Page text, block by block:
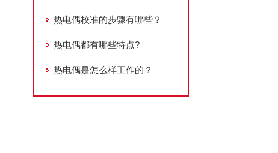
热电偶校准的步骤有哪些？
热电偶都有哪些特点?
热电偶是怎么样工作的？